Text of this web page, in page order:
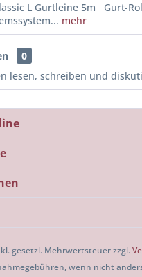
L Gurtleine 5m Gurt-
mehr
0
lesen, schreiben und
gesetzl. Mehrwertsteuer zzgl.
wenn nicht